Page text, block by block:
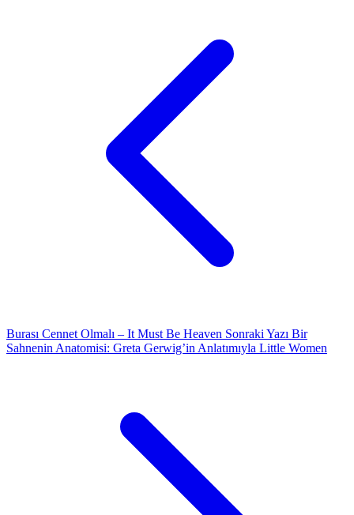
Burası Cennet Olmalı – It Must Be Heaven Sonraki Yazı Bir
Sahnenin Anatomisi: Greta Gerwig’in Anlatımıyla Little Women